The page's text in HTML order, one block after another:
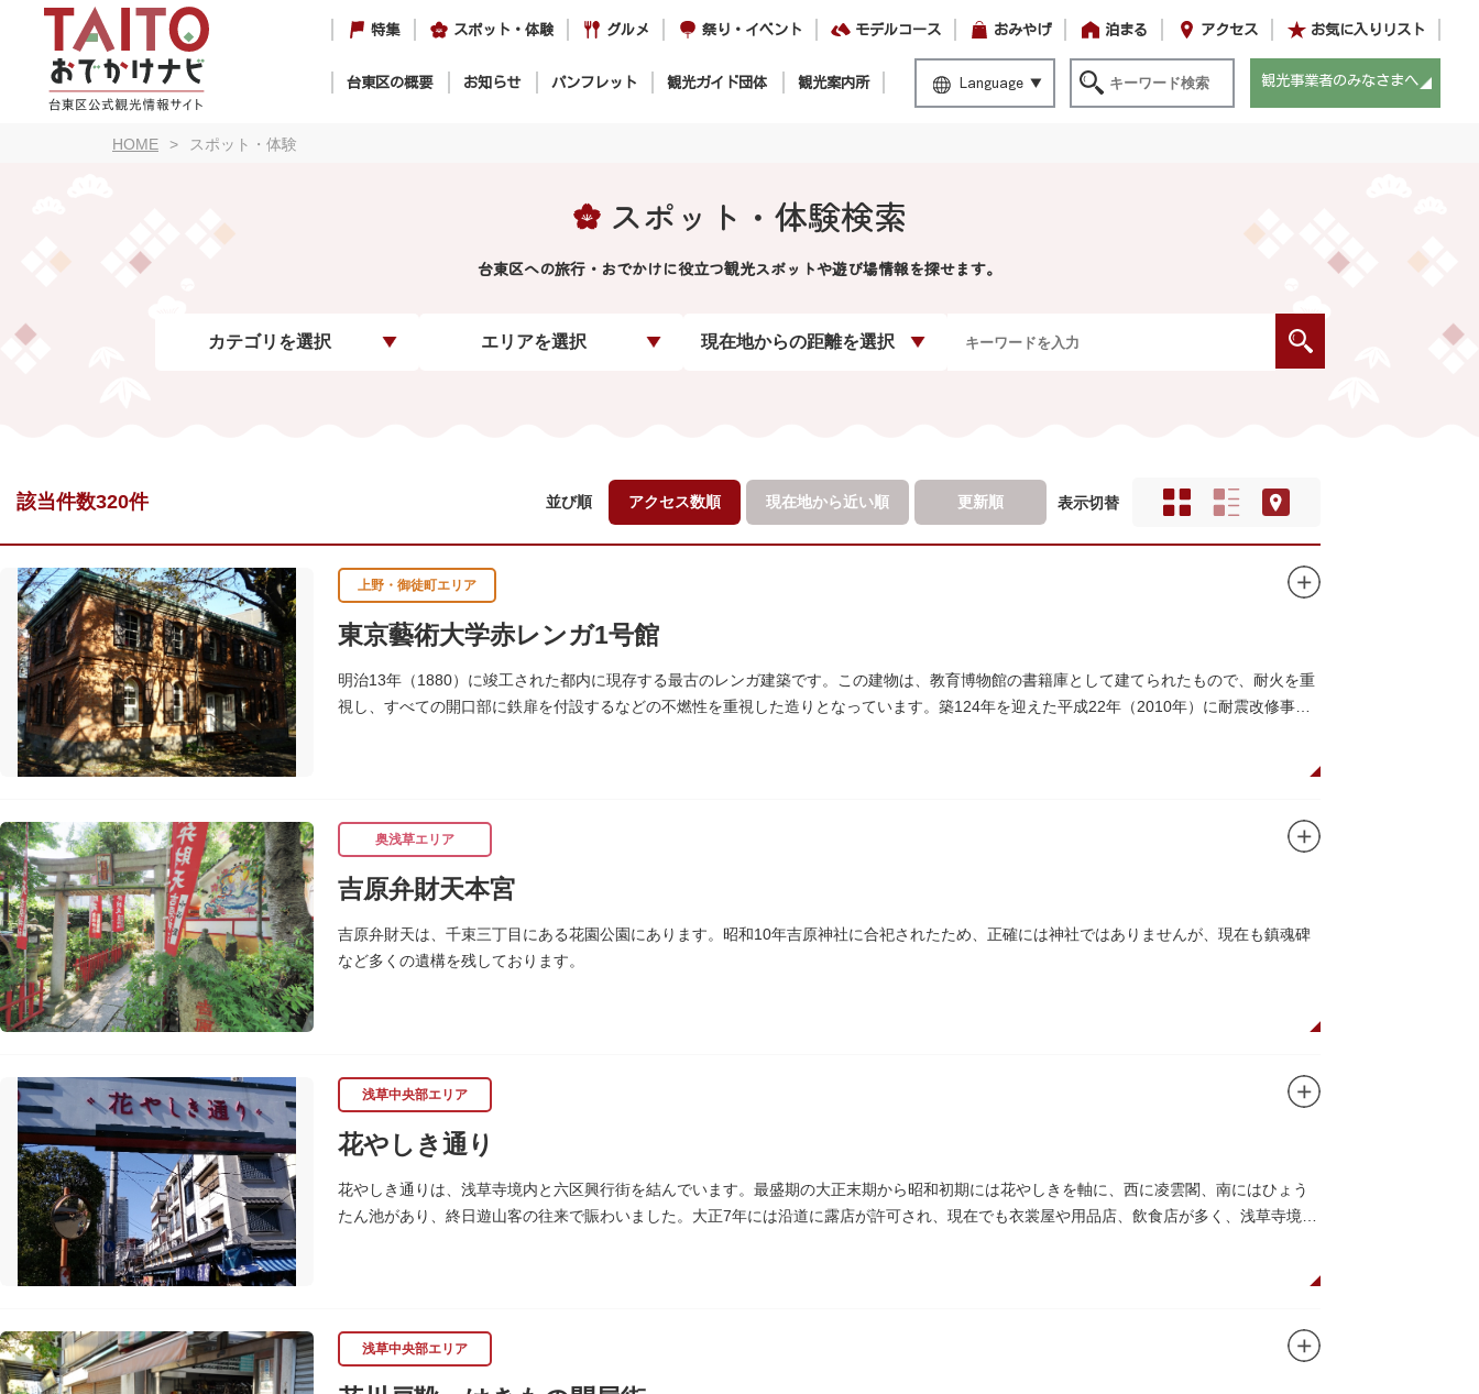
特集 スポット・体験 グルメ 祭り・イベント モデルコース おみやげ 泊まる アクセス お気に入りリスト
台東区の概要 お知らせ パンフレット 観光ガイド団体 観光案内所 Language 観光事業者のみなさまへ
HOME スポット・体験
スポット・体験検索
台東区への旅行・おでかけに役立つ観光スポットや遊び場情報を探せます。
カテゴリを選択 エリアを選択 現在地からの距離を選択
該当件数320件 並び順 アクセス数順 現在地から近い順 更新順 表示切替
上野・御徒町エリア
東京藝術大学赤レンガ1号館
明治13年（1880）に竣工された都内に現存する最古のレンガ建築です。この建物は、教育博物館の書籍庫として建てられたもので、耐火を重
視し、すべての開口部に鉄扉を付設するなどの不燃性を重視した造りとなっています。築124年を迎えた平成22年（2010年）に耐震改修事業
奥浅草エリア
吉原弁財天本宮
吉原弁財天は、千束三丁目にある花園公園にあります。昭和10年吉原神社に合祀されたため、正確には神社ではありませんが、現在も鎮魂碑
など多くの遺構を残しております。
浅草中央部エリア
花やしき通り
花やしき通りは、浅草寺境内と六区興行街を結んでいます。最盛期の大正末期から昭和初期には花やしきを軸に、西に凌雲閣、南にはひょう
たん池があり、終日遊山客の往来で賑わいました。大正7年には沿道に露店が許可され、現在でも衣裳屋や用品店、飲食店が多く、浅草寺境内
浅草中央部エリア